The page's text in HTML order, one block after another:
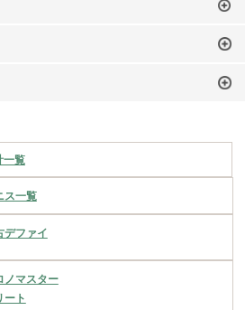
一覧
ス一覧
デファイ
ノマスター
ート